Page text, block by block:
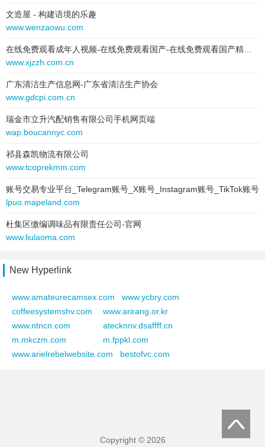
2025-04-25 to 2025-04-25
type: text
text: 上海浩毅橡塑制品有限公司
link: www.shhyxs.com
behavior:
follow
2025-04-25 to 2025-04-25
type: text
text: 油猴网
link: shengqianboss.com
behavior:
follow
2025-04-25 to 2025-04-25
type: text
text: 沈阳
link: www.vmio.com.cn
behavior:
follow
type: text
link: zsweijun.cn
behavior:
follow
2025-04-25 to 2025-04-25
text
文造屋 - 构建语境的乐趣
www.wenzaowu.com
www.xjzzh.com.cn
广东清洁生产信息网-广东省清洁生产协会
www.gdcpi.com.cn
瑞金市立升汽配销售有限公司手机网页端
wap.boucannyc.com
祁县森凯物流有限公司
www.tcoprekmm.com
账号交易专业平台_Telegram账号_X账号_Instagram账号_TikTok账号
lpuo.mapeland.com
杜集区缴编调味品有限责任公司-官网
www.liulaoma.com
New Hyperlink
www.amateurecamsex.com
www.ycbry.com
coffeesystemshv.com
www.arirang.or.kr
www.ntncn.com
atecknnv.dsaffff.cn
m.mkczm.com
m.fppkl.com
www.arielrebelwebsite.com
bestofvc.com
Copyright © 2026